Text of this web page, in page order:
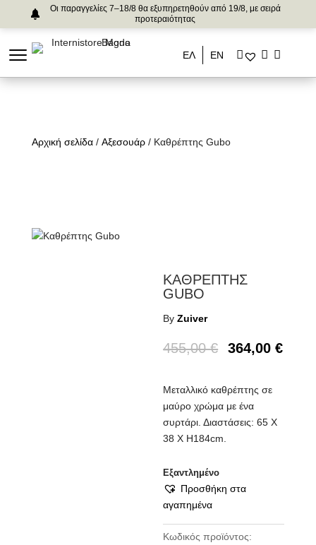
Οι παραγγελίες 7–18/8 θα εξυπηρετηθούν από 19/8, με σειρά
προτεραιότητας
ΕΛ ΕΝ
Αρχική σελίδα/ Αξεσουάρ/ Καθρέπτης Gubo
ΚΑΘΡΕΠΤΗΣ
GUBO
ByZuiver
455,00€ 364,00€
Μεταλλικό καθρέπτης σε
μαύρο χρώμα με ένα
συρτάρι. Διαστάσεις: 65 Χ
38 Χ Η184cm.
Εξαντλημένο
Προσθήκη στα
αγαπημένα
Κωδικός προϊόντος: